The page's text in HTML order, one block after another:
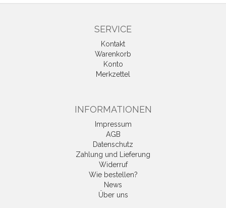
SERVICE
Kontakt
Warenkorb
Konto
Merkzettel
INFORMATIONEN
Impressum
AGB
Datenschutz
Zahlung und Lieferung
Widerruf
Wie bestellen?
News
Über uns